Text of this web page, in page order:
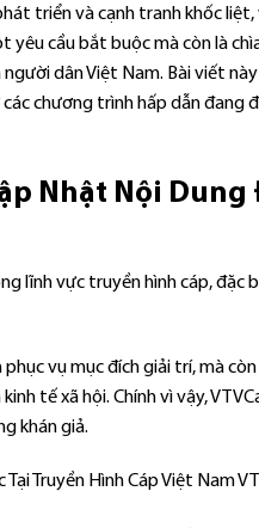
triển và cạnh tranh khốc liệt,
yêu cầu bắt buộc mà còn là
dân Việt Nam. Bài viết
chương trình hấp dẫn đang
Nhật Nội Dung
lĩnh vực truyền hình cáp, đặc
vụ mục đích giải trí, mà
tế xã hội. Chính vì vậy,
khán giả.